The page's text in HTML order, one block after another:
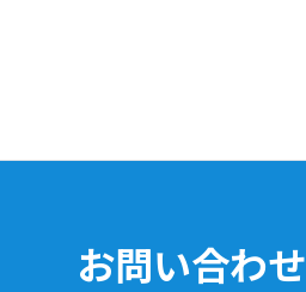
お問い合わせ